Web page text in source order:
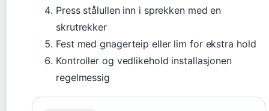
Press stålullen inn i sprekken med en
skrutrekker
Fest med gnagerteip eller lim for ekstra hold
Kontroller og vedlikehold installasjonen
regelmessig